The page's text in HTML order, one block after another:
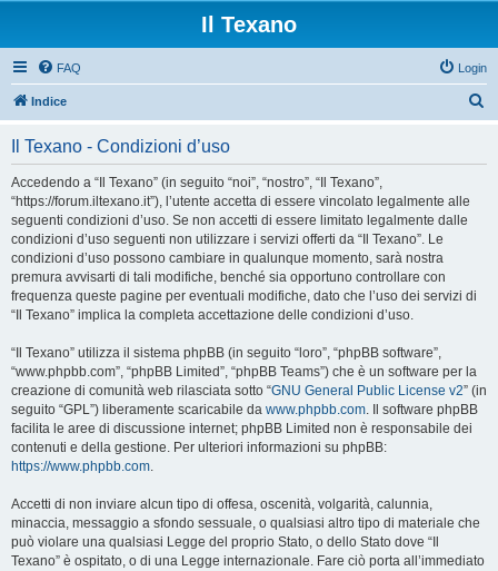
Il Texano
FAQ Login
Indice
Il Texano - Condizioni d’uso
Accedendo a “Il Texano” (in seguito “noi”, “nostro”, “Il Texano”,
“https://forum.iltexano.it”), l’utente accetta di essere vincolato legalmente alle
seguenti condizioni d’uso. Se non accetti di essere limitato legalmente dalle
condizioni d’uso seguenti non utilizzare i servizi offerti da “Il Texano”. Le
condizioni d’uso possono cambiare in qualunque momento, sarà nostra
premura avvisarti di tali modifiche, benché sia opportuno controllare con
frequenza queste pagine per eventuali modifiche, dato che l’uso dei servizi di
“Il Texano” implica la completa accettazione delle condizioni d’uso.
“Il Texano” utilizza il sistema phpBB (in seguito “loro”, “phpBB software”,
“www.phpbb.com”, “phpBB Limited”, “phpBB Teams”) che è un software per la
creazione di comunità web rilasciata sotto “GNU General Public License v2” (in
seguito “GPL”) liberamente scaricabile da www.phpbb.com. Il software phpBB
facilita le aree di discussione internet; phpBB Limited non è responsabile dei
contenuti e della gestione. Per ulteriori informazioni su phpBB:
https://www.phpbb.com.
Accetti di non inviare alcun tipo di offesa, oscenità, volgarità, calunnia,
minaccia, messaggio a sfondo sessuale, o qualsiasi altro tipo di materiale che
può violare una qualsiasi Legge del proprio Stato, o dello Stato dove “Il
Texano” è ospitato, o di una Legge internazionale. Fare ciò porta all’immediato